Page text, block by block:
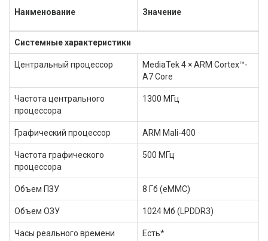
Наименование Значение
Системные характеристики
Центральный процессор
MediaTek 4 × ARM Cortex™-
A7 Core
Частота центрального
процессора
1300 МГц
Графический процессор ARM Mali-400
Частота графического
процессора
500 МГц
Объем ПЗУ 8 Гб (eMMC)
Объем ОЗУ 1024 Мб (LPDDR3)
Часы реального времени Есть*